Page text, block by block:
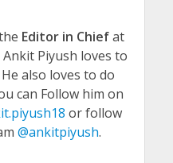
Editor in Chiefat
Piyush loves to
also loves to do
can Follow him on
or follow
@ankitpiyush.